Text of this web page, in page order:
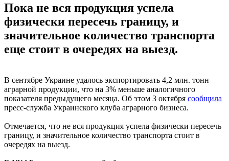
Пока не вся продукция успела
физически пересечь границу, и
значительное количество транспорта
еще стоит в очередях на выезд.
В сентябре Украине удалось экспортировать 4,2 млн. тонн
аграрной продукции, что на 3% меньше аналогичного
показателя предыдущего месяца. Об этом 3 октября сообщила
пресс-служба Украинского клуба аграрного бизнеса.
Отмечается, что не вся продукция успела физически пересечь
границу, и значительное количество транспорта стоит в
очередях на выезд.